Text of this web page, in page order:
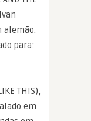
alemão.
para:
THIS),
em